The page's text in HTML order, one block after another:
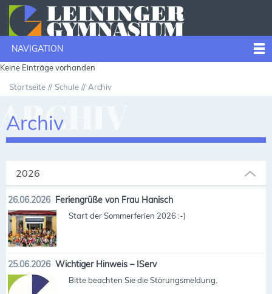
NAVIGATION
Keine Einträge vorhanden
Startseite Schule Archiv
Archiv
2026
26.06.2026 Feriengrüße von Frau Hanisch
Start der Sommerferien 2026 :-)
25.06.2026 Wichtiger Hinweis – IServ
Bitte beachten Sie die Störungsmeldung.